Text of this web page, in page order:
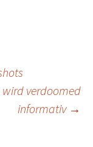
wird verdoomed
informativ →